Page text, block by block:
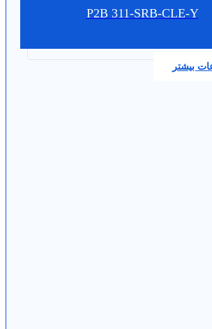
P2B 311-SRB-CLE-Y
بیشتر